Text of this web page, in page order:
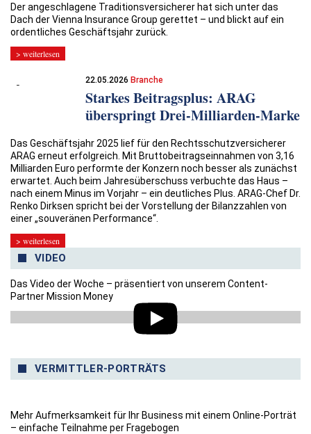
Der angeschlagene Traditionsversicherer hat sich unter das
Dach der Vienna Insurance Group gerettet – und blickt auf ein
ordentliches Geschäftsjahr zurück.
> weiterlesen
22.05.2026 Branche
Starkes Beitragsplus: ARAG
überspringt Drei-Milliarden-Marke
Das Geschäftsjahr 2025 lief für den Rechtsschutzversicherer
ARAG erneut erfolgreich. Mit Bruttobeitragseinnahmen von 3,16
Milliarden Euro performte der Konzern noch besser als zunächst
erwartet. Auch beim Jahresüberschuss verbuchte das Haus –
nach einem Minus im Vorjahr – ein deutliches Plus. ARAG-Chef Dr.
Renko Dirksen spricht bei der Vorstellung der Bilanzzahlen von
einer „souveränen Performance“.
> weiterlesen
VIDEO
Das Video der Woche – präsentiert von unserem Content-
Partner Mission Money
VERMITTLER-PORTRÄTS
Mehr Aufmerksamkeit für Ihr Business mit einem Online-Porträt
– einfache Teilnahme per Fragebogen